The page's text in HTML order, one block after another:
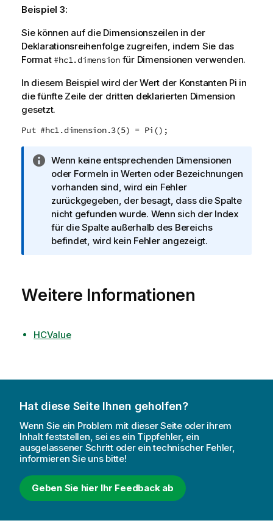
Beispiel 3:
Sie können auf die Dimensionszeilen in der
Deklarationsreihenfolge zugreifen, indem Sie das
Format #hc1.dimensionfür Dimensionen verwenden.
In diesem Beispiel wird der Wert der Konstanten Pi in
die fünfte Zeile der dritten deklarierten Dimension
gesetzt.
Put #hc1.dimension.3(5) = Pi();
I
n
f
o
r
m
a
n
i
s
Wenn keine entsprechenden Dimensionen
oder Formeln in Werten oder Bezeichnungen
vorhanden sind, wird ein Fehler
zurückgegeben, der besagt, dass die Spalte
nicht gefunden wurde. Wenn sich der Index
für die Spalte außerhalb des Bereichs
befindet, wird kein Fehler angezeigt.
Weitere Informationen
HCValue
Hat diese Seite Ihnen geholfen?
Wenn Sie ein Problem mit dieser Seite oder ihrem
Inhalt feststellen, sei es ein Tippfehler, ein
ausgelassener Schritt oder ein technischer Fehler,
informieren Sie uns bitte!
Geben Sie hier Ihr Feedback ab